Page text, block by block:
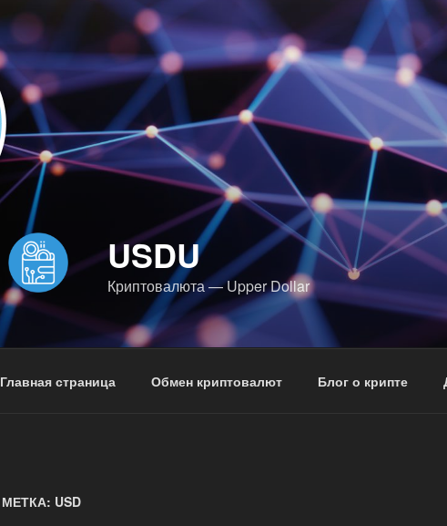
USDU
Криптовалюта — Upper Dollar
Главная страница Обмен криптовалют Блог о крипте
МЕТКА: USD